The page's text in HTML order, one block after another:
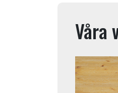
Våra